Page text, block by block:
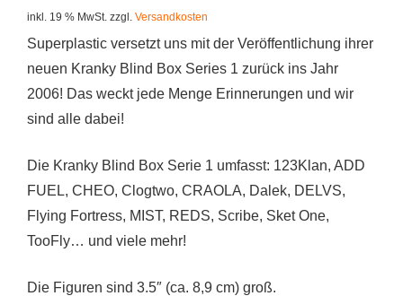
inkl. 19 % MwSt. zzgl. Versandkosten
Superplastic versetzt uns mit der Veröffentlichung ihrer
neuen Kranky Blind Box Series 1 zurück ins Jahr
2006! Das weckt jede Menge Erinnerungen und wir
sind alle dabei!
Die Kranky Blind Box Serie 1 umfasst: 123Klan, ADD
FUEL, CHEO, Clogtwo, CRAOLA, Dalek, DELVS,
Flying Fortress, MIST, REDS, Scribe, Sket One,
TooFly… und viele mehr!
Die Figuren sind 3.5″ (ca. 8,9 cm) groß.